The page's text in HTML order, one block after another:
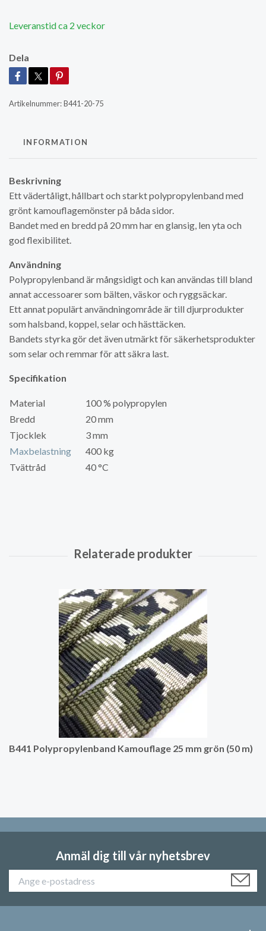
Leveranstid ca 2 veckor
Dela
Artikelnummer:B441-20-75
INFORMATION
Beskrivning
Ett vädertåligt, hållbart och starkt polypropylenband med
grönt kamouflagemönster på båda sidor.
Bandet med en bredd på 20 mm har en glansig, len yta och
god flexibilitet.
Användning
Polypropylenband är mångsidigt och kan användas till bland
annat accessoarer som bälten, väskor och ryggsäckar.
Ett annat populärt användningområde är till djurprodukter
som halsband, koppel, selar och hästtäcken.
Bandets styrka gör det även utmärkt för säkerhetsprodukter
som selar och remmar för att säkra last.
Specifikation
Material
100 % polypropylen
Bredd
20 mm
Tjocklek
3 mm
Maxbelastning
400 kg
Tvättråd
40 °C
B441 Polypropylenband Kamouflage 25 mm grön (50 m)
Anmäl dig till vår nyhetsbrev